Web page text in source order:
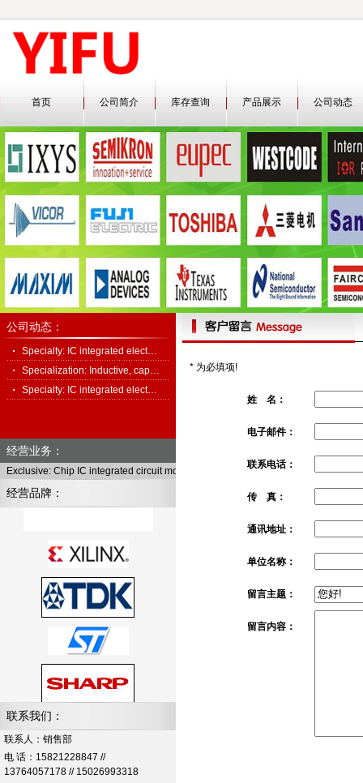
首页 公司简介 库存查询 产品展示 公司动态
* 为必填项!
姓 名：
电子邮件：
联系电话：
传 真：
通讯地址：
单位名称：
留言主题：
留言内容：
公司动态：
Specialty: IC integrated elect…
Specialization: Inductive, cap…
Specialty: IC integrated elect…
经营业务：
Exclusive: Chip IC integrated circuit module, full series of electronic components
经营品牌：
联系我们：
联系人：销售部
电 话：15821228847 //
13764057178 // 15026993318